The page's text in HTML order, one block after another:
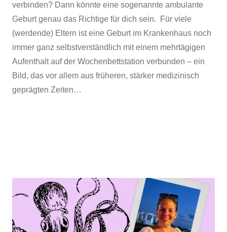
verbinden? Dann könnte eine sogenannte ambulante
Geburt genau das Richtige für dich sein. Für viele
(werdende) Eltern ist eine Geburt im Krankenhaus noch
immer ganz selbstverständlich mit einem mehrtägigen
Aufenthalt auf der Wochenbettstation verbunden – ein
Bild, das vor allem aus früheren, stärker medizinisch
geprägten Zeiten…